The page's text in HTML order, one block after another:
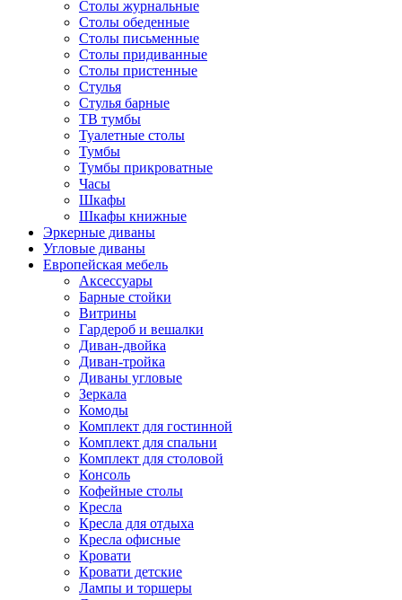
Столы журнальные
Столы обеденные
Столы письменные
Столы придиванные
Столы пристенные
Стулья
Стулья барные
ТВ тумбы
Туалетные столы
Тумбы
Тумбы прикроватные
Часы
Шкафы
Шкафы книжные
Эркерные диваны
Угловые диваны
Европейская мебель
Аксессуары
Барные стойки
Витрины
Гардероб и вешалки
Диван-двойка
Диван-тройка
Диваны угловые
Зеркала
Комоды
Комплект для гостинной
Комплект для спальни
Комплект для столовой
Консоль
Кофейные столы
Кресла
Кресла для отдыха
Кресла офисные
Кровати
Кровати детские
Лампы и торшеры